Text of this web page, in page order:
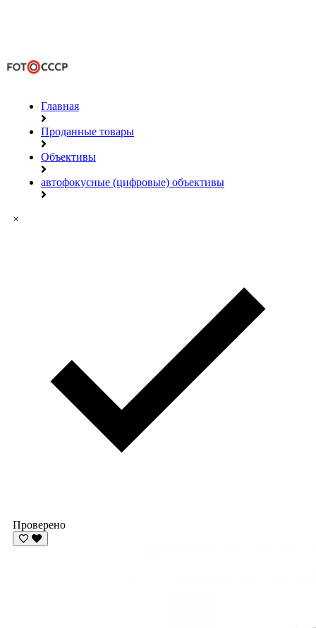
Главная
Проданные товары
Объективы
автофокусные (цифровые) объективы
×
Проверено